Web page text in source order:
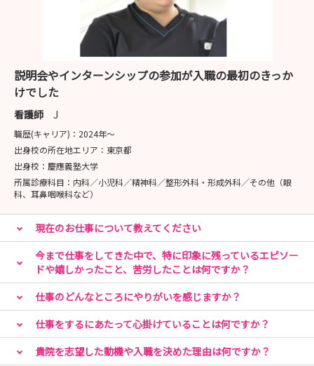
〈おおまかなスケジュール〉
10：00～当院到着
10：30～オリエンテーション・院内見学
12：00～おいしい給食体験
13：00～病棟実習
15：00～院内教育・採用までの流れについて
質疑応答、先輩との交流会
16：00～当院出発にて駅までお送りします
〈参加者の声〉
ご参加いただいた方の声を一部紹介します
・病院の特徴や雰囲気、知りたいことが全てわかった
・職員がみんな優しく、話しやすく丁寧で質問しやすかっ
た
・利用者さんと直接関われ、一緒に遊べて楽しく学べた
・給食が美味しかった
・自分が働いているイメージがしやすく、ここで働きたい
と思った
・笑顔がいっぱいの環境が楽しかった！
説明会やインターンシップの参加が入職の最初のきっか
けでした
看護師 J
職歴(キャリア)： 2024年〜
出身校の所在地エリア： 東京都
出身校： 慶應義塾大学
所属診療科目： 内科／小児科／精神科／整形外科・形成外科／その他（眼
科、耳鼻咽喉科など）
現在のお仕事について教えてください
今まで仕事をしてきた中で、特に印象に残っているエピソー
ドや嬉しかったこと、苦労したことは何ですか？
仕事のどんなところにやりがいを感じますか？
仕事をするにあたって心掛けていることは何ですか？
貴院を志望した動機や入職を決めた理由は何ですか？